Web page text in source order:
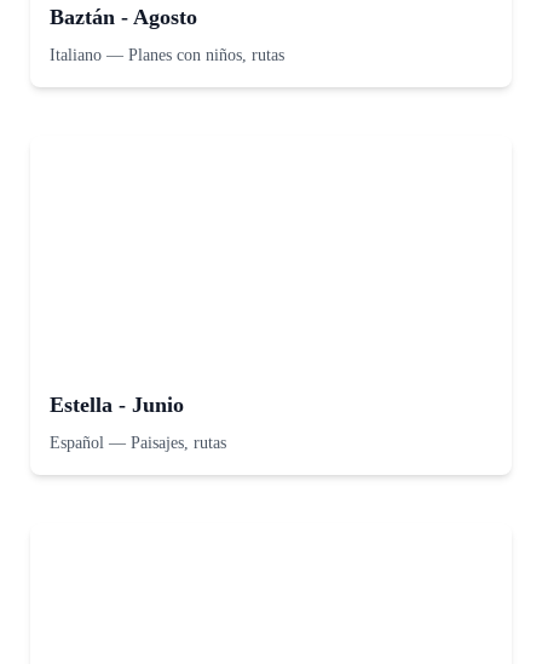
Baztán - Agosto
Italiano — Planes con niños, rutas
Estella - Junio
Español — Paisajes, rutas